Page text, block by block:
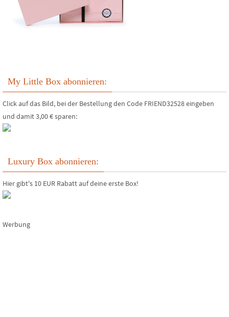
My Little Box abonnieren:
Click auf das Bild, bei der Bestellung den Code FRIEND32528 eingeben
und damit 3,00 € sparen:
Luxury Box abonnieren:
Hier gibt's 10 EUR Rabatt auf deine erste Box!
Werbung